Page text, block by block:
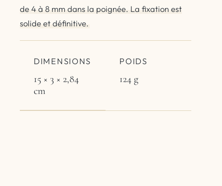
de 4 à 8 mm dans la poignée. La fixation est
solide et définitive.
DIMENSIONS
15 × 3 × 2,84
cm
POIDS
124 g